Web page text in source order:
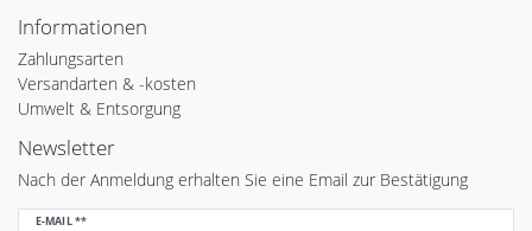
Informationen
Zahlungsarten
Versandarten & -kosten
Umwelt & Entsorgung
Newsletter
Nach der Anmeldung erhalten Sie eine Email zur Bestätigung
E-MAIL **
Newsletter